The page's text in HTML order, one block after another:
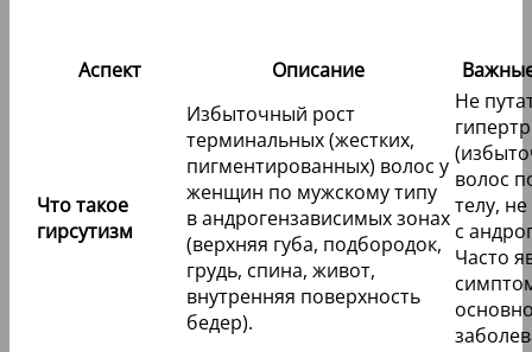
Аспект Описание
Что такое
гирсутизм
Избыточный рост
терминальных (жестких,
пигментированных) волос у
женщин по мужскому типу
в андрогензависимых зонах
(верхняя губа, подбородок,
грудь, спина, живот,
внутренняя поверхность
бедер).
Не
волос
телу,
с
Часто